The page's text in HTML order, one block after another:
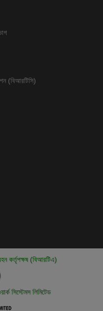
(বিআরটিসি)
কর্তৃপক্ষ (বিআরটিএ)
সিস্টেমস লিমিটেড